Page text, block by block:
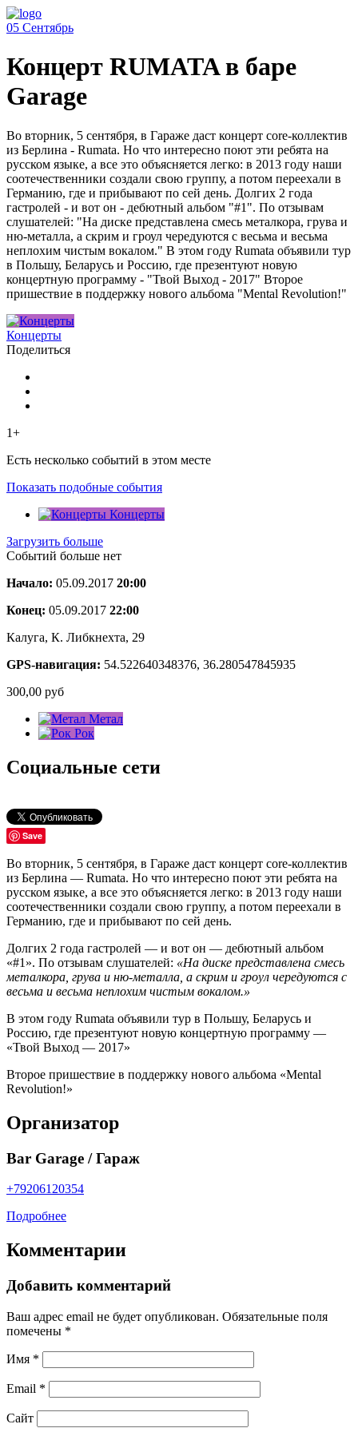
05 Сентябрь
Концерт RUMATA в баре
Garage
Во вторник, 5 сентября, в Гараже даст концерт core-коллектив
из Берлина - Rumata. Но что интересно поют эти ребята на
русском языке, а все это объясняется легко: в 2013 году наши
соотечественники создали свою группу, а потом переехали в
Германию, где и прибывают по сей день. Долгих 2 года
гастролей - и вот он - дебютный альбом "#1". По отзывам
слушателей: "На диске представлена смесь металкора, грува и
ню-металла, а скрим и гроул чередуются с весьма и весьма
неплохим чистым вокалом." В этом году Rumata объявили тур
в Польшу, Беларусь и Россию, где презентуют новую
концертную программу - "Твой Выход - 2017" Второе
пришествие в поддержку нового альбома "Mental Revolution!"
Концерты
Поделиться
1+
Есть несколько событий в этом месте
Показать подобные события
Концерты
Загрузить больше
Событий больше нет
Начало: 05.09.2017 20:00
Конец: 05.09.2017 22:00
Калуга, К. Либкнехта, 29
GPS-навигация: 54.522640348376, 36.280547845935
300,00 руб
Метал
Рок
Социальные сети
Save
Во вторник, 5 сентября, в Гараже даст концерт core-коллектив
из Берлина — Rumata. Но что интересно поют эти ребята на
русском языке, а все это объясняется легко: в 2013 году наши
соотечественники создали свою группу, а потом переехали в
Германию, где и прибывают по сей день.
Долгих 2 года гастролей — и вот он — дебютный альбом
«#1». По отзывам слушателей: «На диске представлена смесь
металкора, грува и ню-металла, а скрим и гроул чередуются с
весьма и весьма неплохим чистым вокалом.»
В этом году Rumata объявили тур в Польшу, Беларусь и
Россию, где презентуют новую концертную программу —
«Твой Выход — 2017»
Второе пришествие в поддержку нового альбома «Mental
Revolution!»
Организатор
Bar Garage / Гараж
+79206120354
Подробнее
Комментарии
Добавить комментарий
Ваш адрес email не будет опубликован. Обязательные поля
помечены *
Имя *
Email *
Сайт